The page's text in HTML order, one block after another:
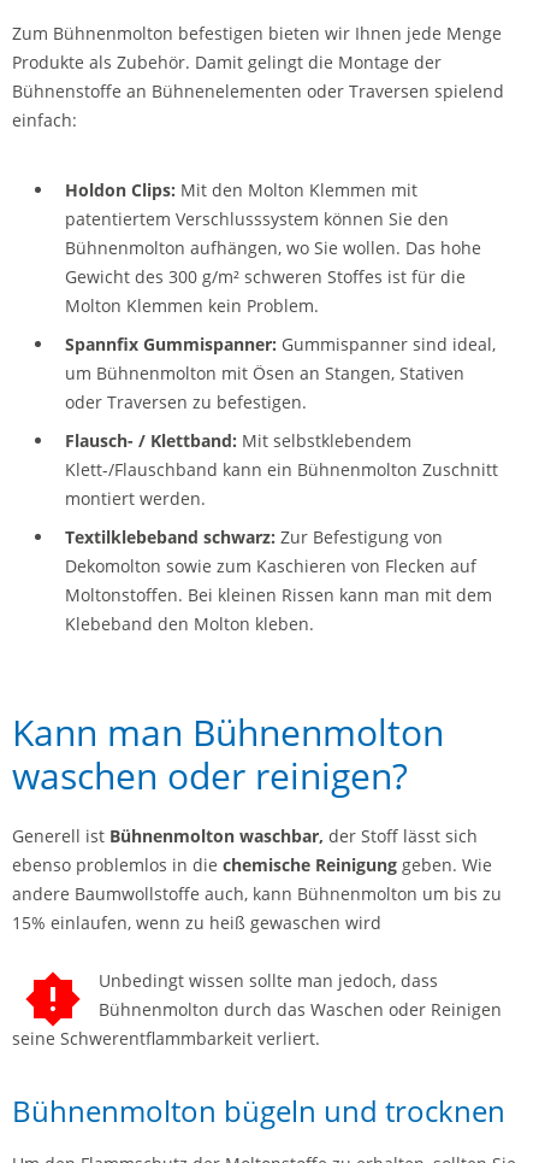
Zum Bühnenmolton befestigen bieten wir Ihnen jede Menge
Produkte als Zubehör. Damit gelingt die Montage der
Bühnenstoffe an Bühnenelementen oder Traversen spielend
einfach:
Holdon Clips: Mit den Molton Klemmen mit
patentiertem Verschlusssystem können Sie den
Bühnenmolton aufhängen, wo Sie wollen. Das hohe
Gewicht des 300 g/m² schweren Stoffes ist für die
Molton Klemmen kein Problem.
Spannfix Gummispanner: Gummispanner sind ideal,
um Bühnenmolton mit Ösen an Stangen, Stativen
oder Traversen zu befestigen.
Flausch- / Klettband: Mit selbstklebendem
Klett-/Flauschband kann ein Bühnenmolton Zuschnitt
montiert werden.
Textilklebeband schwarz: Zur Befestigung von
Dekomolton sowie zum Kaschieren von Flecken auf
Moltonstoffen. Bei kleinen Rissen kann man mit dem
Klebeband den Molton kleben.
Kann man Bühnenmolton
waschen oder reinigen?
Generell ist Bühnenmolton waschbar, der Stoff lässt sich
ebenso problemlos in die chemische Reinigung geben. Wie
andere Baumwollstoffe auch, kann Bühnenmolton um bis zu
15% einlaufen, wenn zu heiß gewaschen wird
Unbedingt wissen sollte man jedoch, dass
Bühnenmolton durch das Waschen oder Reinigen
seine Schwerentflammbarkeit verliert.
Bühnenmolton bügeln und trocknen